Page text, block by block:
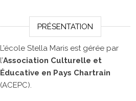
PRÉSENTATION
L’école Stella Maris est gérée par
l’Association Culturelle et
Éducative en Pays Chartrain
(ACEPC).